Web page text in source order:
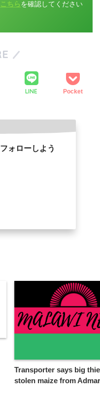
こちら を確認してください
LINE Pocket
ォローしよう
Transporter says big
stolen maize from